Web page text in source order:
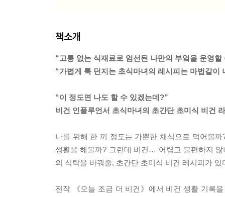
책소개
“고통 없는 식재료로 엄선된 나만의 부엌을 운영
“가볍게 툭 던지는 초식마녀의 레시피는 마법같이
“이 정도면 나도 할 수 있겠는데?”
비건 인플루언서 초식마녀의 초간단 초미식 비건
나를 위해 한 끼 정도는 가뿐한 채식으로 먹어볼
생활을 해볼까? 그런데 비건… 어렵고 불편하지
의 식탁을 바꿔줄, 초간단 초미식 비건 레시피가 있
전작 《오늘 조금 더 비건》에서 비건 생활 기록